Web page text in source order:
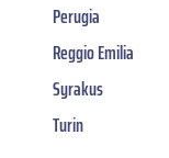
Perugia
Reggio Emilia
Syrakus
Turin